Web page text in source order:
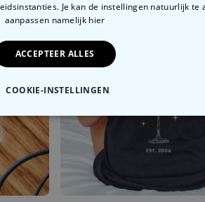
Je kan de instellingen natuurlijk te
aanpassen namelijk hier
ACCEPTEER ALLES
COOKIE-INSTELLINGEN
PERFORMANCE MARKETING